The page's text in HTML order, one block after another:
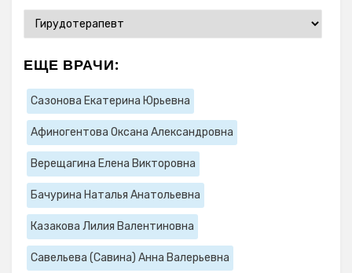
ЕЩЕ ВРАЧИ:
Сазонова Екатерина Юрьевна
Афиногентова Оксана Александровна
Верещагина Елена Викторовна
Бачурина Наталья Анатольевна
Казакова Лилия Валентиновна
Савельева (Савина) Анна Валерьевна